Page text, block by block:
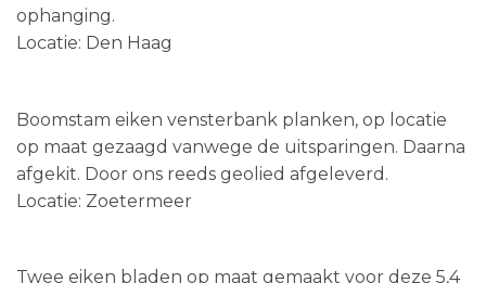
ophanging.
Locatie: Den Haag
Boomstam eiken vensterbank planken, op locatie
op maat gezaagd vanwege de uitsparingen. Daarna
afgekit. Door ons reeds geolied afgeleverd.
Locatie: Zoetermeer
Twee eiken bladen op maat gemaakt voor deze 5,4